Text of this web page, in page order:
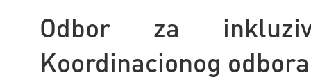
Odbor za
Koordinacionog